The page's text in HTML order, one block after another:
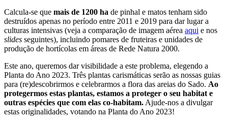
Calcula-se que mais de 1200 ha de pinhal e matos tenham sido
destruídos apenas no período entre 2011 e 2019 para dar lugar a
culturas intensivas (veja a comparação de imagem aérea aqui e nos
slides seguintes), incluindo pomares de fruteiras e unidades de
produção de hortícolas em áreas de Rede Natura 2000.
Este ano, queremos dar visibilidade a este problema, elegendo a
Planta do Ano 2023. Três plantas carismáticas serão as nossas guias
para (re)descobrirmos e celebrarmos a flora das areias do Sado. Ao
protegermos estas plantas, estamos a proteger o seu habitat e
outras espécies que com elas co-habitam.Ajude-nos a divulgar
estas originalidades, votando na Planta do Ano 2023!